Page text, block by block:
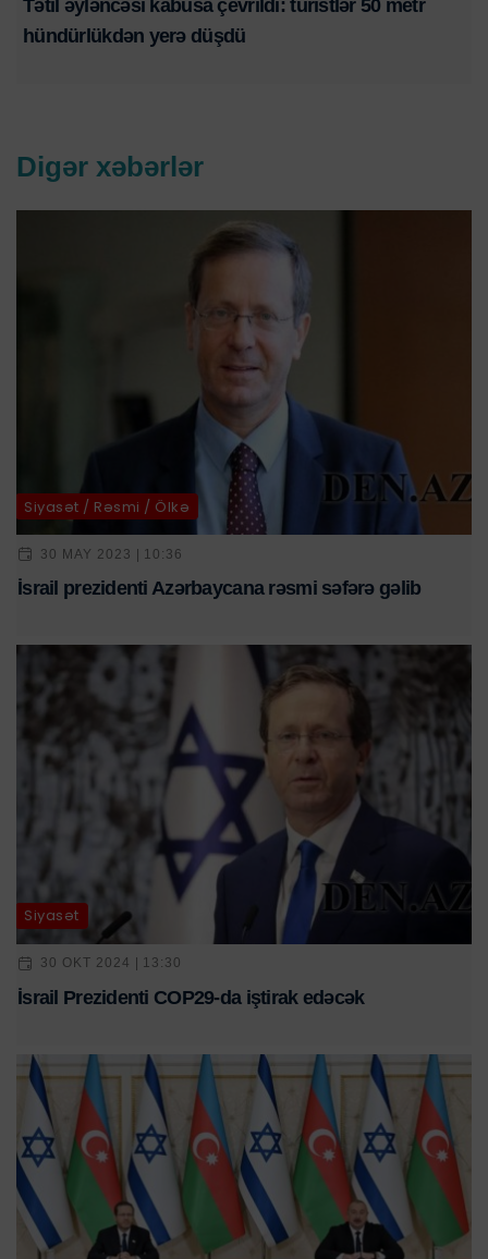
Tətil əyləncəsi kabusa çevrildi: turistlər 50 metr
hündürlükdən yerə düşdü
Digər xəbərlər
Siyasət / Rəsmi / Ölkə
30 MAY 2023 | 10:36
İsrail prezidenti Azərbaycana rəsmi səfərə gəlib
Siyasət
30 OKT 2024 | 13:30
İsrail Prezidenti COP29-da iştirak edəcək